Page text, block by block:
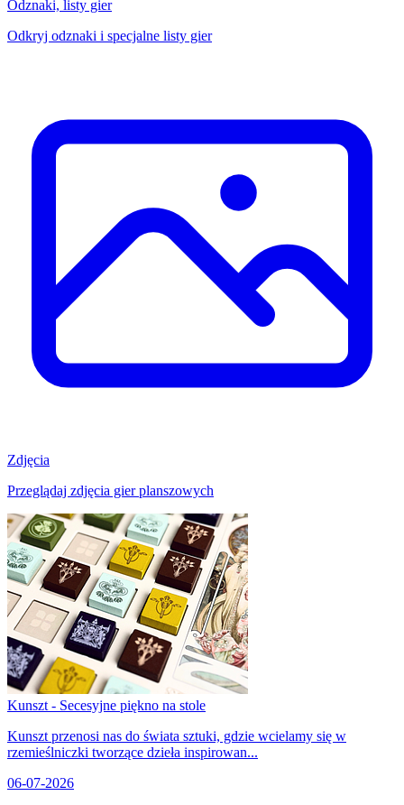
Odznaki, listy gier
Odkryj odznaki i specjalne listy gier
Zdjęcia
Przeglądaj zdjęcia gier planszowych
Kunszt - Secesyjne piękno na stole
Kunszt przenosi nas do świata sztuki, gdzie wcielamy się w
rzemieślniczki tworzące dzieła inspirowan...
06-07-2026